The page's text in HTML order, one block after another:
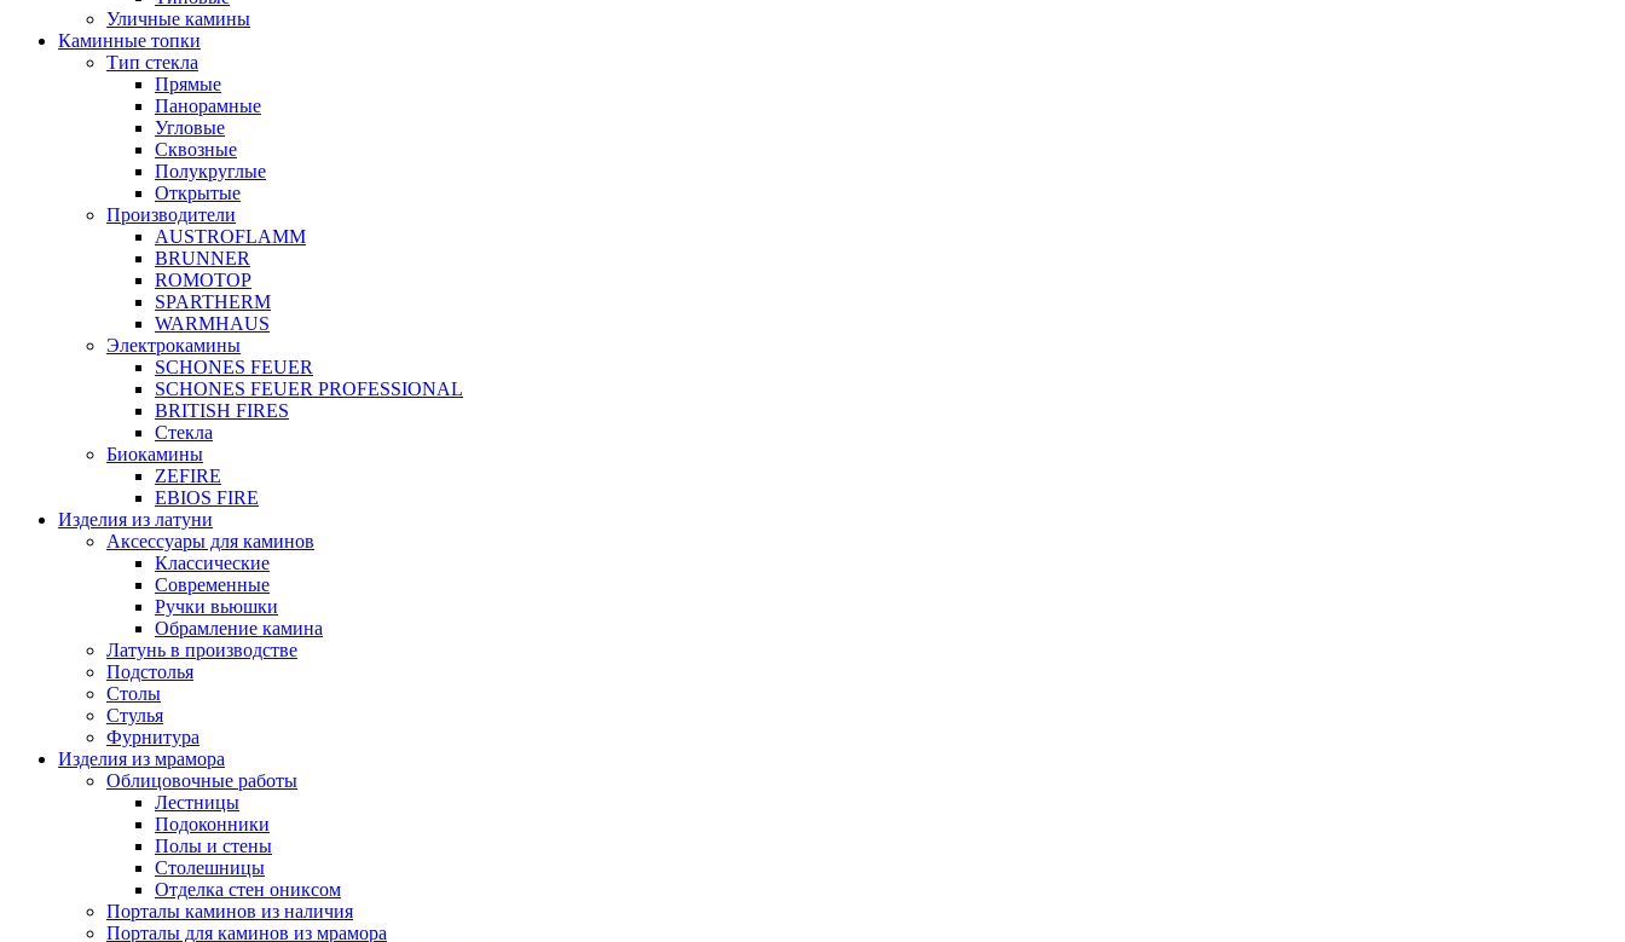
Уличные камины
Каминные топки
Тип стекла
Прямые
Панорамные
Угловые
Сквозные
Полукруглые
Открытые
Производители
AUSTROFLAMM
BRUNNER
ROMOTOP
SPARTHERM
WARMHAUS
Электрокамины
SCHONES FEUER
SCHONES FEUER PROFESSIONAL
BRITISH FIRES
Стекла
Биокамины
ZEFIRE
EBIOS FIRE
Изделия из латуни
Аксессуары для каминов
Классические
Современные
Ручки вьюшки
Обрамление камина
Латунь в производстве
Подстолья
Столы
Стулья
Фурнитура
Изделия из мрамора
Облицовочные работы
Лестницы
Подоконники
Полы и стены
Столешницы
Отделка стен ониксом
Порталы каминов из наличия
Порталы для каминов из мрамора